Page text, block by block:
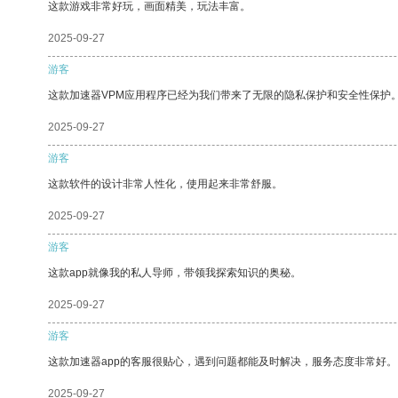
这款游戏非常好玩，画面精美，玩法丰富。
2025-09-27
游客
这款加速器VPM应用程序已经为我们带来了无限的隐私保护和安全性保护
2025-09-27
游客
这款软件的设计非常人性化，使用起来非常舒服。
2025-09-27
游客
这款app就像我的私人导师，带领我探索知识的奥秘。
2025-09-27
游客
这款加速器app的客服很贴心，遇到问题都能及时解决，服务态度非常好。
2025-09-27